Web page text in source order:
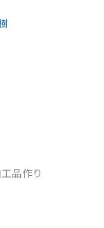
品作り